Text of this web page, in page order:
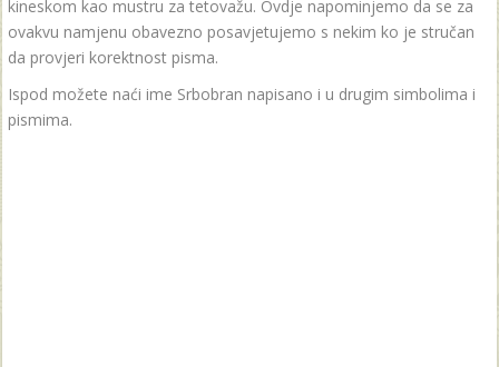
kineskom kao mustru za tetovažu. Ovdje napominjemo da se za
ovakvu namjenu obavezno posavjetujemo s nekim ko je stručan
da provjeri korektnost pisma.
Ispod možete naći ime Srbobran napisano i u drugim simbolima i
pismima.